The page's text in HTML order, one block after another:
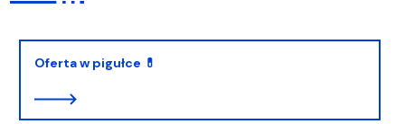
Oferta w pigułce 💊